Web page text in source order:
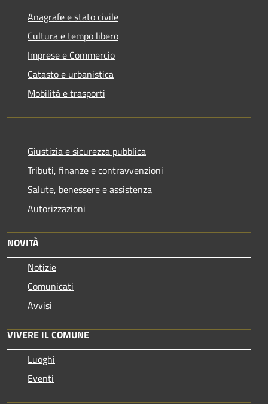
Anagrafe e stato civile
Cultura e tempo libero
Imprese e Commercio
Catasto e urbanistica
Mobilità e trasporti
Giustizia e sicurezza pubblica
Tributi, finanze e contravvenzioni
Salute, benessere e assistenza
Autorizzazioni
NOVITÀ
Notizie
Comunicati
Avvisi
VIVERE IL COMUNE
Luoghi
Eventi